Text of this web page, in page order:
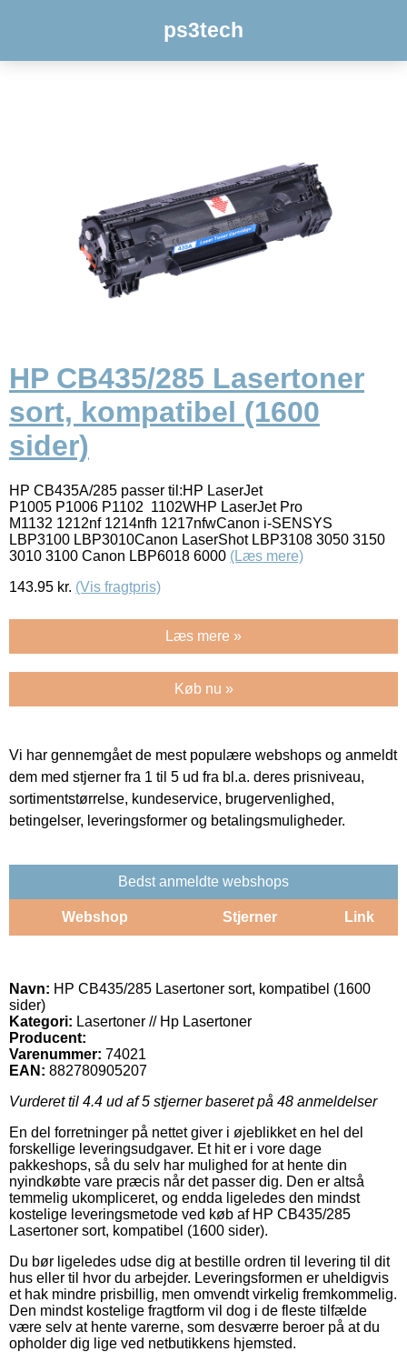
ps3tech
HP CB435/285 Lasertoner
sort, kompatibel (1600
sider)
HP CB435A/285 passer til:HP LaserJet
P1005 P1006 P1102 1102WHP LaserJet Pro
M1132 1212nf 1214nfh 1217nfwCanon i-SENSYS
LBP3100 LBP3010Canon LaserShot LBP3108 3050 3150
3010 3100 Canon LBP6018 6000 (Læs mere)
143.95 kr. (Vis fragtpris)
Læs mere »
Køb nu »
Vi har gennemgået de mest populære webshops og anmeldt
dem med stjerner fra 1 til 5 ud fra bl.a. deres prisniveau,
sortimentstørrelse, kundeservice, brugervenlighed,
betingelser, leveringsformer og betalingsmuligheder.
Bedst anmeldte webshops
Webshop Stjerner Link
Navn: HP CB435/285 Lasertoner sort, kompatibel (1600
sider)
Kategori: Lasertoner // Hp Lasertoner
Producent:
Varenummer: 74021
EAN: 882780905207
Vurderet til 4.4 ud af 5 stjerner baseret på 48 anmeldelser
En del forretninger på nettet giver i øjeblikket en hel del
forskellige leveringsudgaver. Et hit er i vore dage
pakkeshops, så du selv har mulighed for at hente din
nyindkøbte vare præcis når det passer dig. Den er altså
temmelig ukompliceret, og endda ligeledes den mindst
kostelige leveringsmetode ved køb af HP CB435/285
Lasertoner sort, kompatibel (1600 sider).
Du bør ligeledes udse dig at bestille ordren til levering til dit
hus eller til hvor du arbejder. Leveringsformen er uheldigvis
et hak mindre prisbillig, men omvendt virkelig fremkommelig.
Den mindst kostelige fragtform vil dog i de fleste tilfælde
være selv at hente varerne, som desværre beroer på at du
opholder dig lige ved netbutikkens hjemsted.